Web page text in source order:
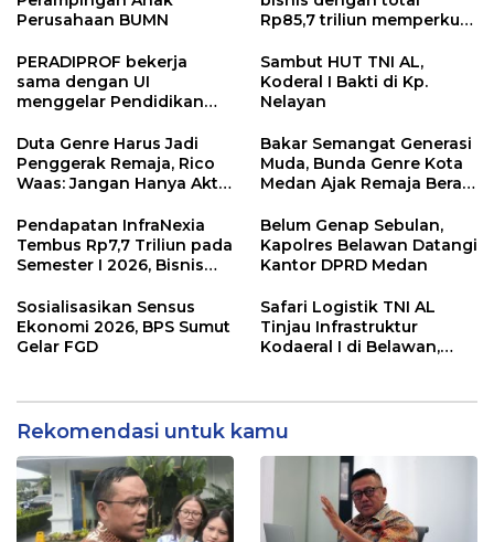
Perusahaan BUMN
Rp85,7 triliun memperkuat
mengembangkan lebih
dari 90% aset jaringan
Telkom
PERADIPROF bekerja
sama dengan UI
menggelar Pendidikan
(PKPA)
Sambut HUT TNI AL,
Koderal I Bakti di Kp.
Nelayan
Duta Genre Harus Jadi
Penggerak Remaja, Rico
Waas: Jangan Hanya Aktif
Bakar Semangat Generasi
Muda, Bunda Genre Kota
Medan Ajak Remaja Berani
Pendapatan InfraNexia
Tembus Rp7,7 Triliun pada
Semester I 2026, Bisnis
Persen
Belum Genap Sebulan,
Kapolres Belawan Datangi
Kantor DPRD Medan
Sosialisasikan Sensus
Ekonomi 2026, BPS Sumut
Gelar FGD
Safari Logistik TNI AL
Tinjau Infrastruktur
Kodaeral I di Belawan,
Rekomendasi untuk kamu